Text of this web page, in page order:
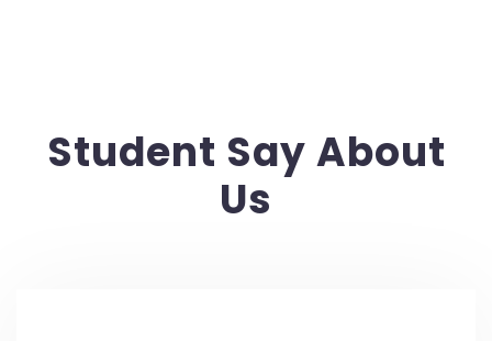
Student Say About
Us